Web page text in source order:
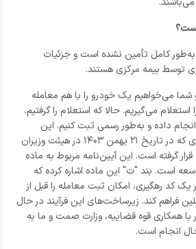
به‌طور کامل تأمین نشده است و جزئیات
توسط بیمه مرکزی هستند.
شما می‌خواهیم یک خودرو را با هم معامله
استعلام می‌گیریم. حالا که استعلام را گرفتیم،
داده و به‌طور رسمی ثبت کنیم. این
مسئله در آیین‌نامه جدیدی که در تاریخ ۲۱ بهمن ۱۴۰۳ در هیئت وزیران
گرفته است. این آیین‌نامه مربوط به ماده
توسعه است. بند "ت" این ماده اشاره کرده که
کد رهگیری، امکان ثبت معامله را قبل از
فراهم کند. زیرساخت‌های این فرآیند در حال
با همکاری قوه قضاییه، وزارت صمت و ما به
انجام است.